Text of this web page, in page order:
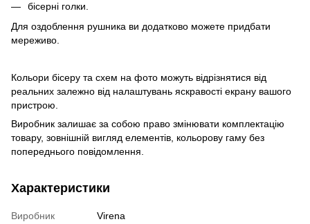
бісерні голки.
Для оздоблення рушника ви додатково можете придбати
мереживо
Кольори бісеру та схем на фото можуть відрізнятися від
реальних залежно від налаштувань яскравості екрану вашого
пристрою.
Виробник залишає за собою право змінювати комплектацію
товару, зовнішній вигляд елементів, кольорову гаму без
попереднього повідомлення.
Характеристики
Виробник
Virena